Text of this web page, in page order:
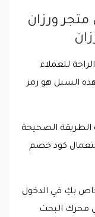
ورزان
للعملاء
السبل هو رمز
الطريقة الصحيحة
كود خصم
بكِ في الدخول
محرك البحث